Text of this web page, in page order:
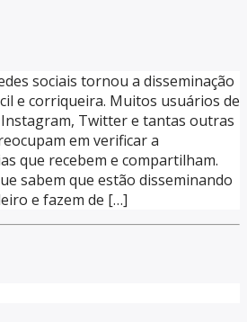
sociais tornou a disseminação
e corriqueira. Muitos usuários de
Twitter e tantas outras
em verificar a
que recebem e compartilham.
sabem que estão disseminando
e fazem de […]